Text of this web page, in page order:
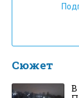
Сюжет
В